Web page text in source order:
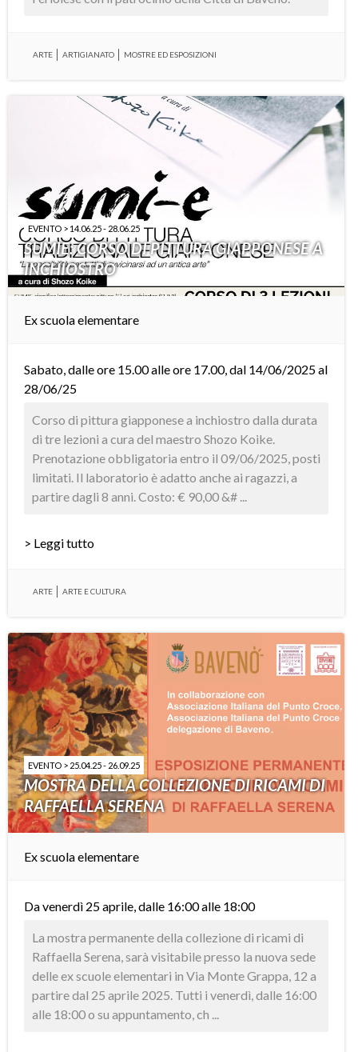
ARTE ARTIGIANATO MOSTRE ED ESPOSIZIONI
EVENTO > 14.06.25 - 28.06.25
SUMIE: CORSO DI PITTURA GIAPPONESE A
INCHIOSTRO
Ex scuola elementare
Sabato, dalle ore 15.00 alle ore 17.00, dal 14/06/2025 al
28/06/25
Corso di pittura giapponese a inchiostro dalla durata
di tre lezioni a cura del maestro Shozo Koike.
Prenotazione obbligatoria entro il 09/06/2025, posti
limitati. Il laboratorio è adatto anche ai ragazzi, a
partire dagli 8 anni. Costo: € 90,00 &# ...
> Leggi tutto
ARTE ARTE E CULTURA
EVENTO > 25.04.25 - 26.09.25
MOSTRA DELLA COLLEZIONE DI RICAMI DI
RAFFAELLA SERENA
Ex scuola elementare
Da venerdì 25 aprile, dalle 16:00 alle 18:00
La mostra permanente della collezione di ricami di
Raffaella Serena, sarà visitabile presso la nuova sede
delle ex scuole elementari in Via Monte Grappa, 12 a
partire dal 25 aprile 2025. Tutti i venerdì, dalle 16:00
alle 18:00 o su appuntamento, ch ...